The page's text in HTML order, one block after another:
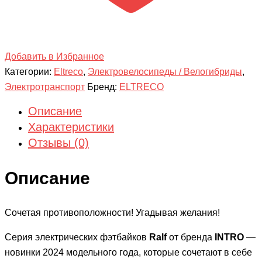
Добавить в Избранное
Категории: Eltreco, Электровелосипеды / Велогибриды,
Электротранспорт Бренд: ELTRECO
Описание
Характеристики
Отзывы (0)
Описание
Сочетая противоположности! Угадывая желания!
Серия электрических фэтбайков Ralfот бренда INTRO —
новинки 2024 модельного года, которые сочетают в себе